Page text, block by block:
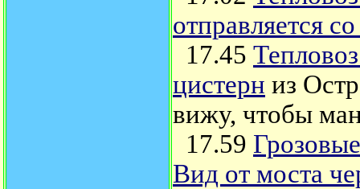
отправляется
17.45
цистерн из
вижу, чтобы
17.59
Вид от моста